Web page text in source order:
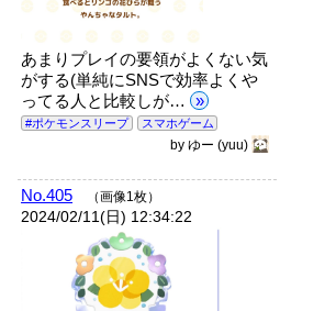
あまりプレイの要領がよくない気
がする(単純にSNSで効率よくや
ってる人と比較しが… »
#ポケモンスリープ スマホゲーム
byゆー(yuu)
No.405 （画像1枚）
2024/02/11(日) 12:34:22